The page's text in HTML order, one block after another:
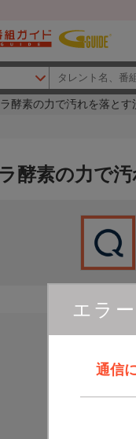
酵素の力で汚れを落とす
エラー
通信
酵素の力で